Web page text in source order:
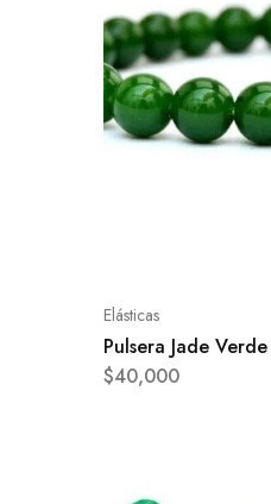
Elásticas
Pulsera Jade Verde
$40,000